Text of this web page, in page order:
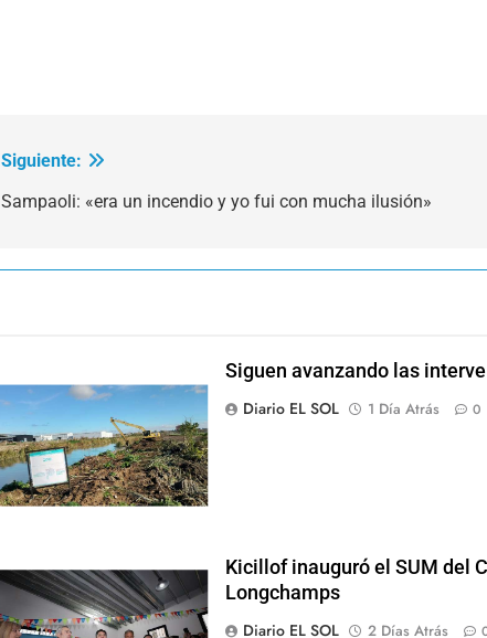
Siguiente:
Sampaoli: «era un incendio y yo fui con mucha ilusión»
Siguen avanzando las
Diario EL SOL
1 Día Atrás 0
Kicillof inauguró el SUM del
Longchamps
Diario EL SOL
2 Días Atrás